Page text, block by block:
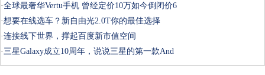
·全球最奢华Vertu手机 曾经定价10万如今倒闭价6
·想要在线选车？新自由光2.0T你的最佳选择
·连接线下世界，撑起百度新市值空间
·三星Galaxy成立10周年，说说三星的第一款And